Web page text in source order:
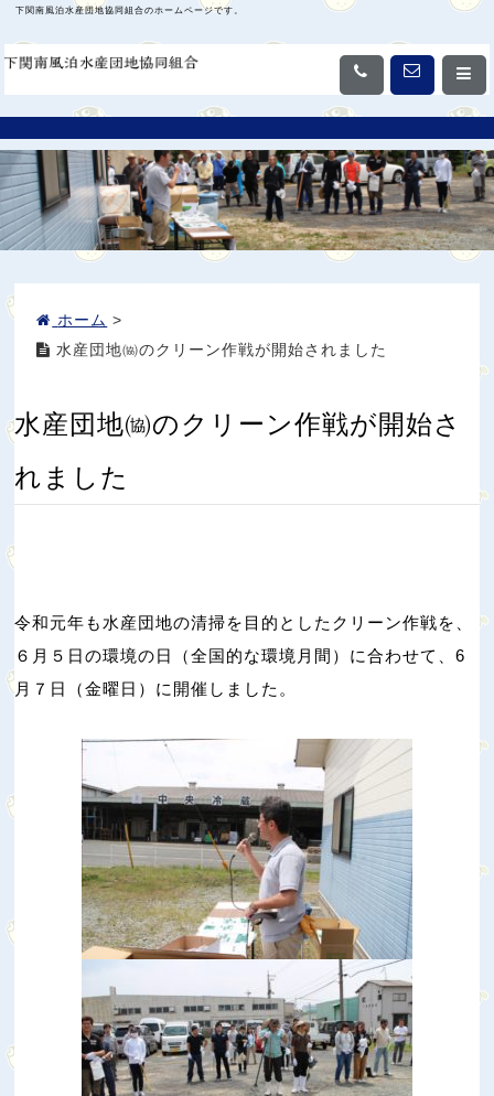
下関南風泊水産団地協同組合のホームページです。
ホーム >
水産団地㈿のクリーン作戦が開始されました
水産団地㈿のクリーン作戦が開始さ
れました
令和元年も水産団地の清掃を目的としたクリーン作戦を、
６月５日の環境の日（全国的な環境月間）に合わせて、6
月７日（金曜日）に開催しました。